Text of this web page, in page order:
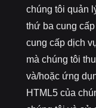
chúng tôi quản
thứ ba cung
cung cấp dịch
mà chúng tôi
và/hoặc ứng
HTML5 của